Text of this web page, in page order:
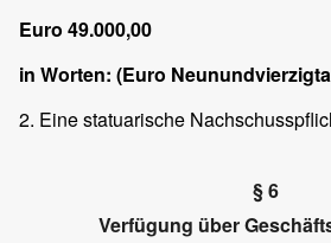
Euro 49.000,00
in Worten: (Euro
2. Eine statuarische
§ 6
Verfügung über